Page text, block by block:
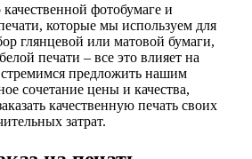
фотобумаге и
которые мы используем для
глянцевой или матовой бумаги,
печати – все это влияет на
предложить нашим
сочетание цены и качества,
качественную печать своих
затрат.